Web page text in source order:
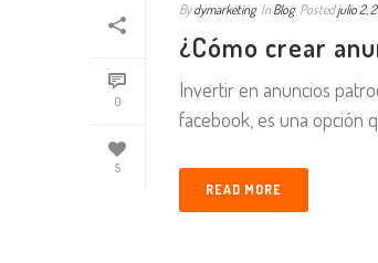
0
5
By dymarketing In Blog Postedjulio 2,
¿Cómo crear
Invertir en anuncios
facebook, es una opción
READ MORE